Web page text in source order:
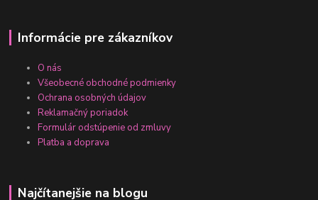
Informácie pre zákazníkov
O nás
Všeobecné obchodné podmienky
Ochrana osobných údajov
Reklamačný poriadok
Formulár odstúpenie od zmluvy
Platba a doprava
Najčítanejšie na blogu